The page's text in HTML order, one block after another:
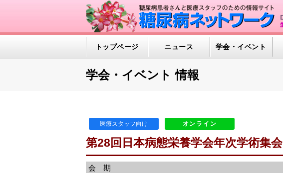
トップページ ニュース 学会・イベント
学会・イベント 情報
医療スタッフ向け オンライン
第28回日本病態栄養学会年次学術集会
会 期